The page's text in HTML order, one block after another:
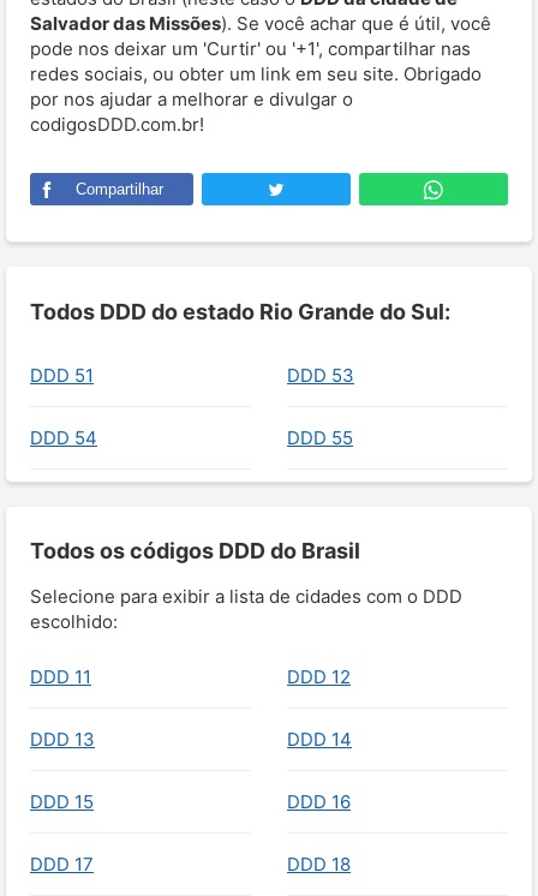
Salvador das Missões). Se você achar que é útil, você
pode nos deixar um 'Curtir' ou '+1', compartilhar nas
redes sociais, ou obter um link em seu site. Obrigado
por nos ajudar a melhorar e divulgar o
codigosDDD.com.br!
Compartilhar
Todos DDD do estado Rio Grande do Sul:
DDD 51 DDD 53
DDD 54 DDD 55
Todos os códigos DDD do Brasil
Selecione para exibir a lista de cidades com o DDD
escolhido:
DDD 11 DDD 12
DDD 13 DDD 14
DDD 15 DDD 16
DDD 17 DDD 18